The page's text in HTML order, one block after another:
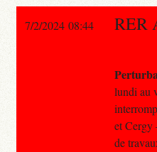
7/2/2024 08:44 RER
lundi au
et Cergy
de